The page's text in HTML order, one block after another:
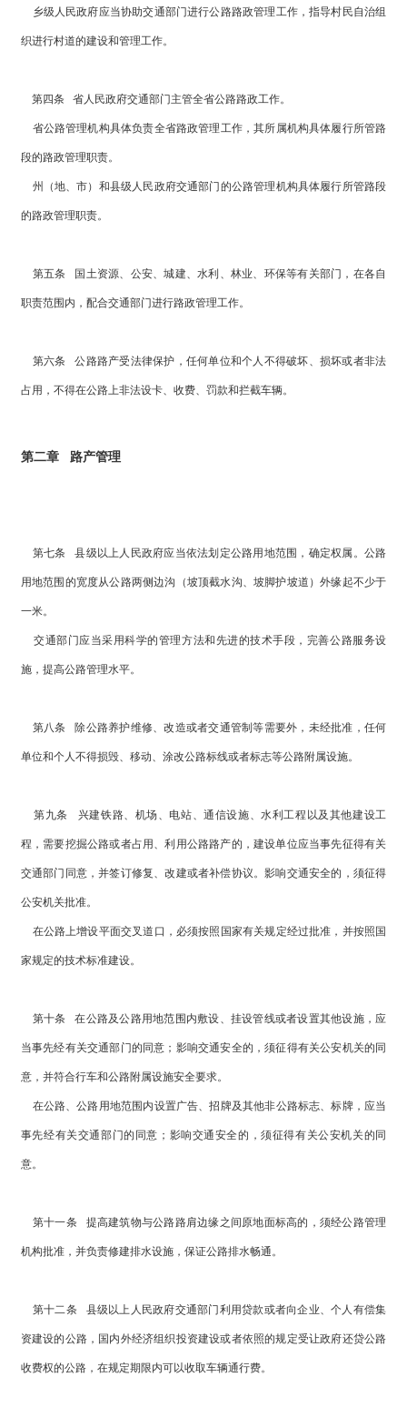
乡级人民政府应当协助交通部门进行公路路政管理工作，指导村民自治组
织进行村道的建设和管理工作。
第四条 省人民政府交通部门主管全省公路路政工作。
省公路管理机构具体负责全省路政管理工作，其所属机构具体履行所管路
段的路政管理职责。
州（地、市）和县级人民政府交通部门的公路管理机构具体履行所管路段
的路政管理职责。
第五条 国土资源、公安、城建、水利、林业、环保等有关部门，在各自
职责范围内，配合交通部门进行路政管理工作。
第六条 公路路产受法律保护，任何单位和个人不得破坏、损坏或者非法
占用，不得在公路上非法设卡、收费、罚款和拦截车辆。
第二章 路产管理
第七条 县级以上人民政府应当依法划定公路用地范围，确定权属。公路
用地范围的宽度从公路两侧边沟（坡顶截水沟、坡脚护坡道）外缘起不少于
一米。
交通部门应当采用科学的管理方法和先进的技术手段，完善公路服务设
施，提高公路管理水平。
第八条 除公路养护维修、改造或者交通管制等需要外，未经批准，任何
单位和个人不得损毁、移动、涂改公路标线或者标志等公路附属设施。
第九条 兴建铁路、机场、电站、通信设施、水利工程以及其他建设工
程，需要挖掘公路或者占用、利用公路路产的，建设单位应当事先征得有关
交通部门同意，并签订修复、改建或者补偿协议。影响交通安全的，须征得
公安机关批准。
在公路上增设平面交叉道口，必须按照国家有关规定经过批准，并按照国
家规定的技术标准建设。
第十条 在公路及公路用地范围内敷设、挂设管线或者设置其他设施，应
当事先经有关交通部门的同意；影响交通安全的，须征得有关公安机关的同
意，并符合行车和公路附属设施安全要求。
在公路、公路用地范围内设置广告、招牌及其他非公路标志、标牌，应当
事先经有关交通部门的同意；影响交通安全的，须征得有关公安机关的同
意。
第十一条 提高建筑物与公路路肩边缘之间原地面标高的，须经公路管理
机构批准，并负责修建排水设施，保证公路排水畅通。
第十二条 县级以上人民政府交通部门利用贷款或者向企业、个人有偿集
资建设的公路，国内外经济组织投资建设或者依照的规定受让政府还贷公路
收费权的公路，在规定期限内可以收取车辆通行费。